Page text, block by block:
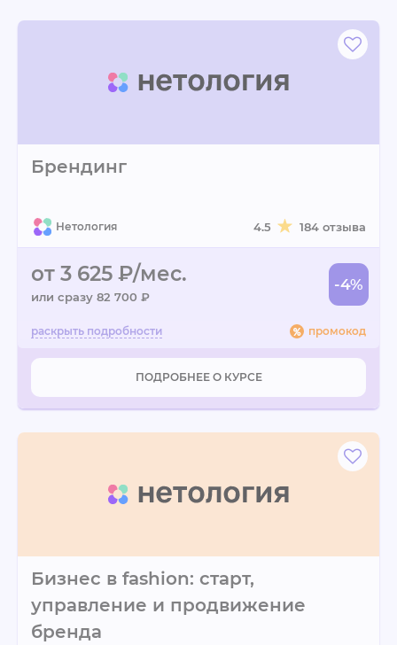
Брендинг
Нетология 4.5 184 отзыва
от 3 625 ₽/мес.
или сразу 82 700 ₽
-4%
промокод
ПОДРОБНЕЕ О КУРСЕ
Бизнес в fashion: старт,
управление и продвижение
бренда